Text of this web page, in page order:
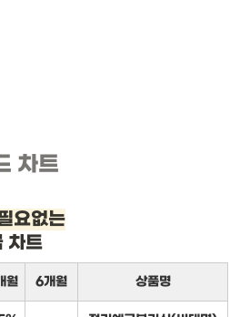
차트
요없는
차트
월 6개월 상품명